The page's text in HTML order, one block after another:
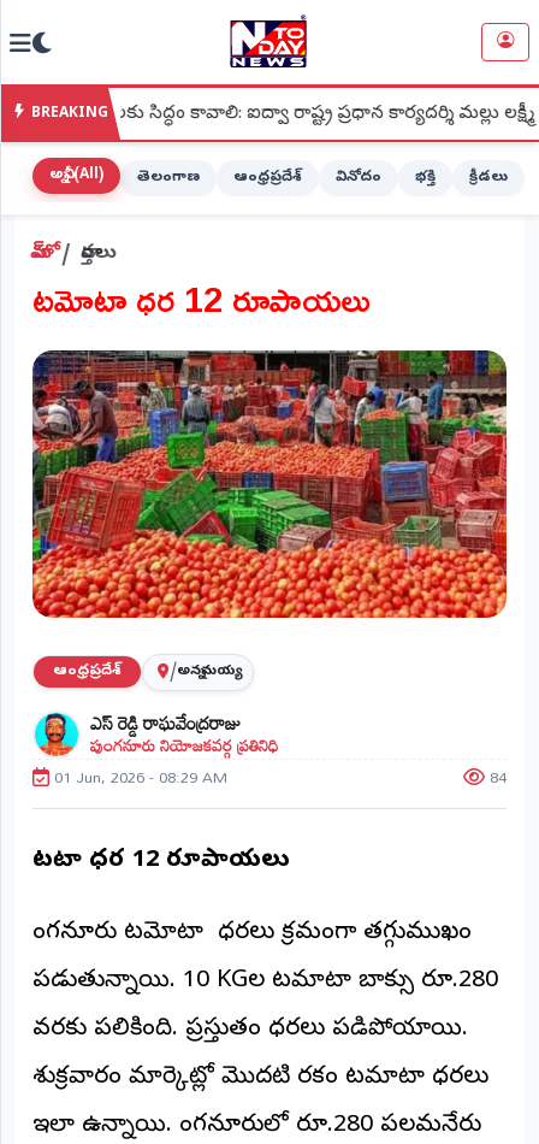
హోమ్
(Home)
STREAMING
లైవ్
(Live
TV)
లైవ్
రేడియో
(Live
Radio)
ప్రాంతీయ
వార్తలు
(STATE)
తెలంగాణ
ఆంధ్రప్రదేశ్
ప్రధాన
విభాగాలు
వినోదం
భక్తి
క్రీడలు
అంతర్జాతీయం
BREAKING
సిద్ధం కావాలి: ఐద్వా రాష్ట్ర ప్రధాన కార్యదర్శి మల్లు లక్ష్మీ ●
అన్నీ (All) తెలంగాణ ఆంధ్రప్రదేశ్ వినోదం భక్తి క్రీడలు
హోమ్ వార్తలు
టమోటా ధర 12 రూపాయలు
ఆంధ్రప్రదేశ్ /అన్నమయ్య
ఎస్ రెడ్డి రాఘవేంద్రరాజు
పుంగనూరు నియోజకవర్గ ప్రతినిధి
01 Jun, 2026 - 08:29 AM 84
టమోటా ధర 12 రూపాయలు
పుంగనూరు టమోటా ధరలు క్రమంగా తగ్గుముఖం
పడుతున్నాయి. 10 KGల టమాటా బాక్సు రూ.280
వరకు పలికింది. ప్రస్తుతం ధరలు పడిపోయాయి.
శుక్రవారం మార్కెట్లో మొదటి రకం టమాటా ధరలు
ఇలా ఉన్నాయి. పుంగనూరులో రూ.280 పలమనేరు